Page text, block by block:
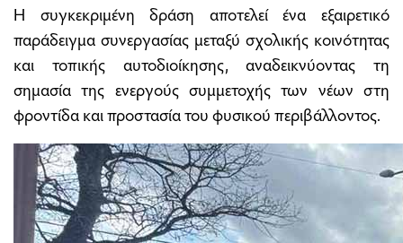
Η συγκεκριμένη δράση αποτελεί ένα εξαιρετικό
παράδειγμα συνεργασίας μεταξύ σχολικής κοινότητας
και τοπικής αυτοδιοίκησης, αναδεικνύοντας τη
σημασία της ενεργούς συμμετοχής των νέων στη
φροντίδα και προστασία του φυσικού περιβάλλοντος.